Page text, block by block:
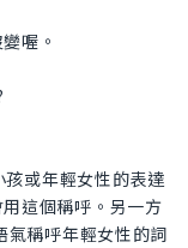
喔。
或年輕女性的表達
這個稱呼。另一方
稱呼年輕女性的詞